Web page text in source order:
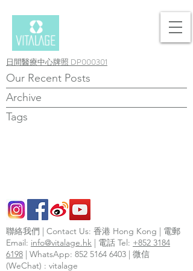
日間醫療中心牌照 DP000301
Our Recent Posts
Archive
Tags
聯絡我們 | Contact Us: 香港 Hong Kong | 電郵
Email: info@vitalage.hk | 電話 Tel: +852 3184
6198 | WhatsApp: 852 5164 6403 | 微信
(WeChat) : vitalage